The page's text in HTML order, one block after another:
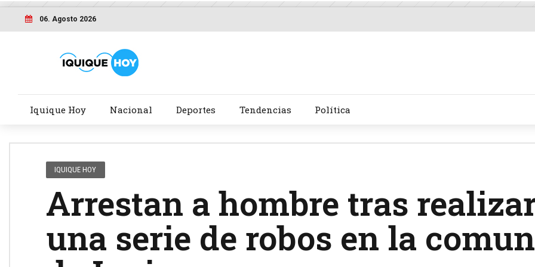
06. Agosto 2026
Iquique Hoy Nacional Deportes Tendencias Política
IQUIQUE HOY
Arrestan a hombre tras
una serie de robos en la